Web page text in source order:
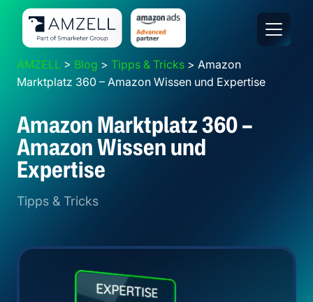
Navigation
Hauptbereich
Footer / Weitere Informationen
AMZELL > Blog > Tipps & Tricks > Amazon
Marktplatz 360 – Amazon Wissen und Expertise
Amazon Marktplatz 360 –
Amazon Wissen und
Expertise
Tipps & Tricks